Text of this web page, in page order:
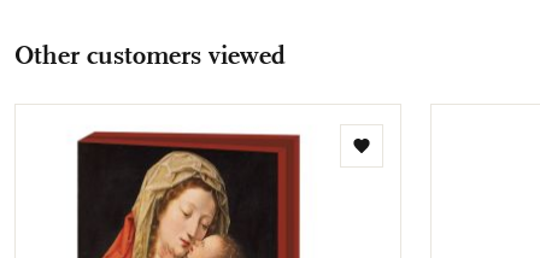
Other customers viewed
Add